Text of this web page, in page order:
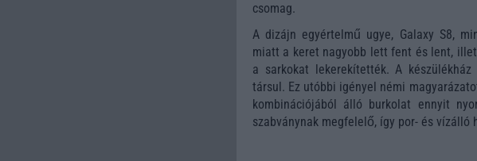
csomag.
A dizájn egyértelmű ugye, Galaxy S8,
miatt a keret nagyobb lett fent és lent,
a sarkokat lekerekítették. A
társul. Ez utóbbi igényel némi
kombinációjából álló burkolat ennyit
szabványnak megfelelő, így por- és